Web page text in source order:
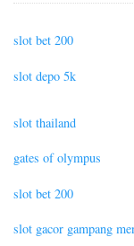
slot bet 200
slot depo 5k
slot thailand
gates of olympus
slot bet 200
slot gacor gampang